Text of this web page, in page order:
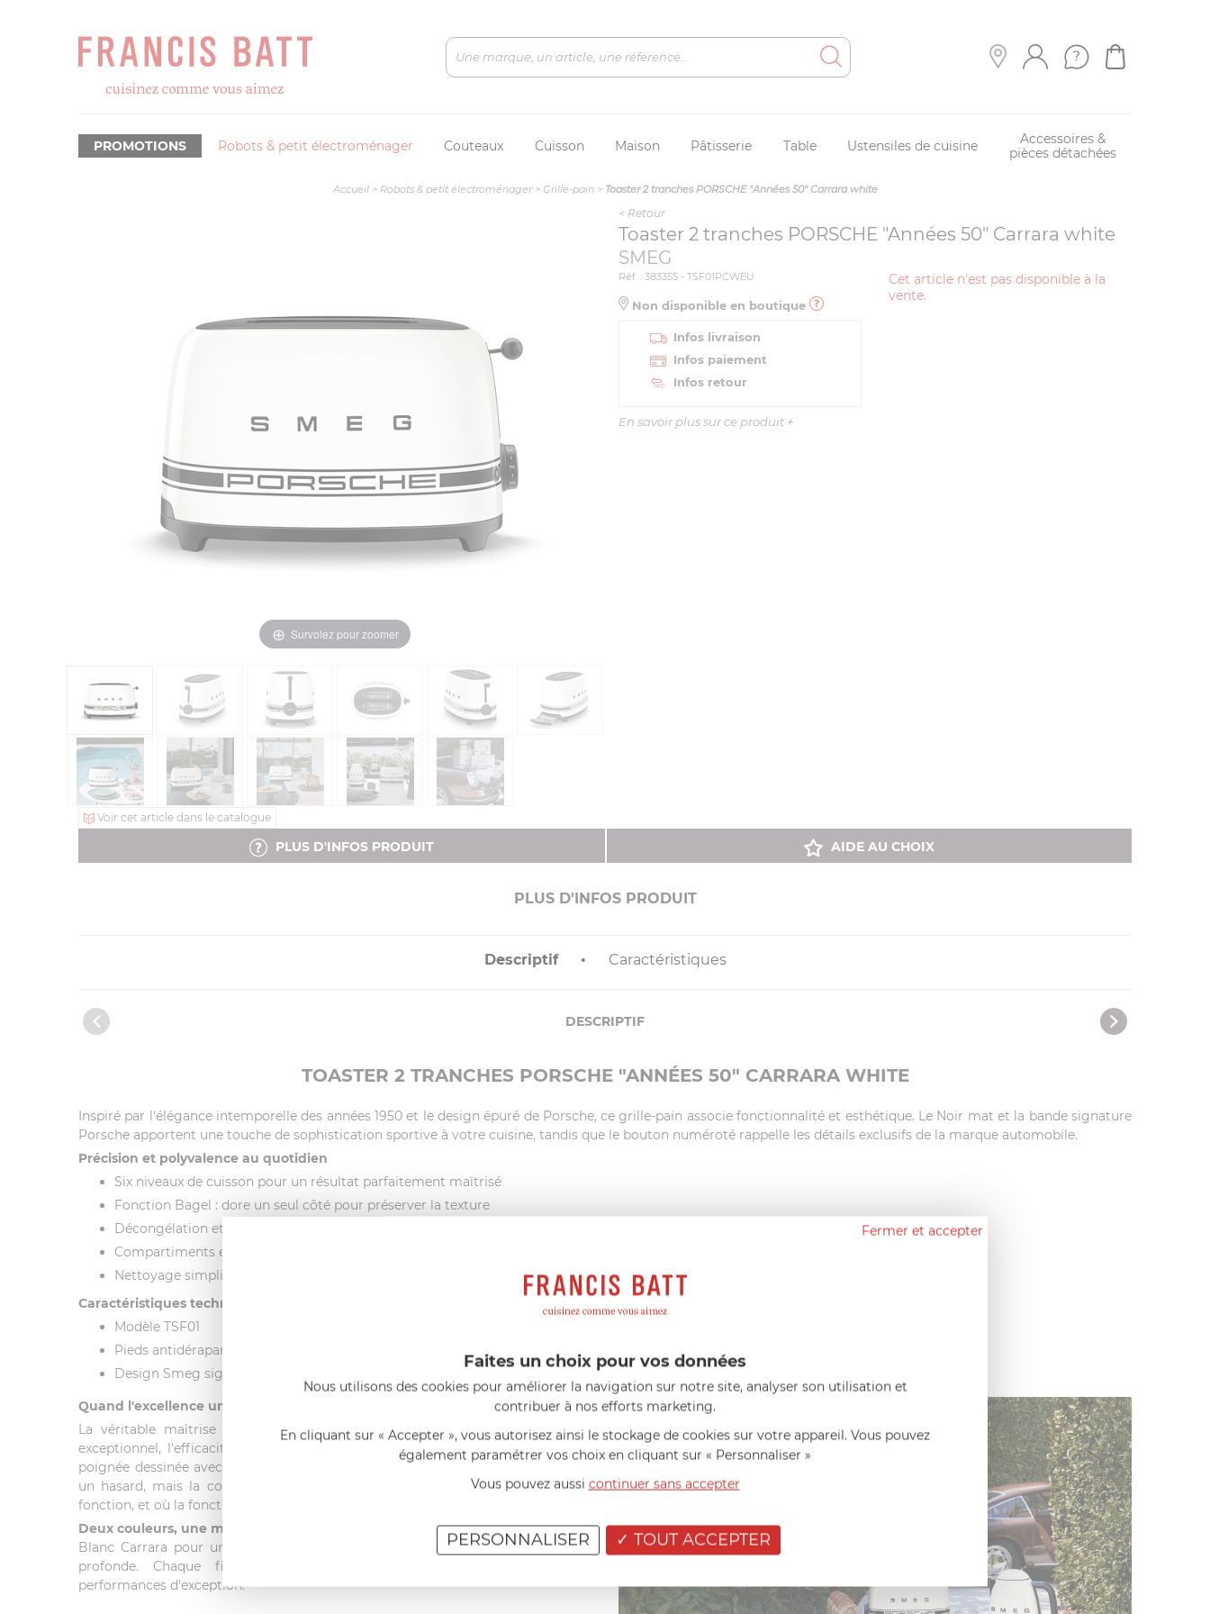
Robots & petit électroménager Couteaux Cuisson Maison Pâtisserie Table Ustensiles de cuisine
Accessoires &
pièces détachées
PROMOTIONS
Accueil> Robots & petit électroménager> Grille-pain> Toaster 2 tranches PORSCHE "Années 50" Carrara white
Survolez pour zoomer
Voir cet article dans le catalogue
< Retour
Toaster 2 tranches PORSCHE "Années 50" Carrara white
SMEG
Cet article n'est pas disponible à la
vente.
Réf. : 383355 - TSF01PCWEU
Non disponible en boutique
Infos livraison
Infos paiement
Infos retour
En savoir plus sur ce produit +
PLUS D'INFOS PRODUIT AIDE AU CHOIX
PLUS D'INFOS PRODUIT
Descriptif Caractéristiques
DESCRIPTIF
TOASTER 2 TRANCHES PORSCHE "ANNÉES 50" CARRARA WHITE
Inspiré par l'élégance intemporelle des années 1950 et le design épuré de Porsche, ce grille-pain associe fonctionnalité et esthétique. Le Noir mat et la bande signature
Porsche apportent une touche de sophistication sportive à votre cuisine, tandis que le bouton numéroté rappelle les détails exclusifs de la marque automobile.
Précision et polyvalence au quotidien
Six niveaux de cuisson pour un résultat parfaitement maîtrisé
Fonction Bagel : dore un seul côté pour préserver la texture
Décongélation et chauffage doux pour toutes les situations
Compartiments extra-larges à centrage automatique
Nettoyage simplifié avec tiroir à miettes amovible
Caractéristiques techniques
Modèle TSF01
Pieds antidérapants pour une stabilité optimale
Design Smeg signature années 1950
Quand l'excellence unit deux univers
La véritable maîtrise se lit dans les détails : le ronronnement d'un moteur
exceptionnel, l'efficacité d'une cuisine parfaitement organisée, la courbe d'une
poignée dessinée avec intention. La rencontre entre Smeg et Porsche n'est pas
un hasard, mais la convergence de deux philosophies où la beauté naît de la
fonction, et où la fonction devient beauté.
Deux couleurs, une même exigence
Blanc Carrara pour une pureté minérale, ou Vert Ombre pour une modernité
profonde. Chaque finition s'accompagne d'accents noirs mats et de
performances d'exception.
Fermer et accepter
Faites un choix pour vos données
Nous utilisons des cookies pour améliorer la navigation sur notre site, analyser son utilisation et
contribuer à nos efforts marketing.
En cliquant sur « Accepter », vous autorisez ainsi le stockage de cookies sur votre appareil. Vous pouvez
également paramétrer vos choix en cliquant sur « Personnaliser »
Vous pouvez aussi continuer sans accepter
TOUT ACCEPTER
PERSONNALISER